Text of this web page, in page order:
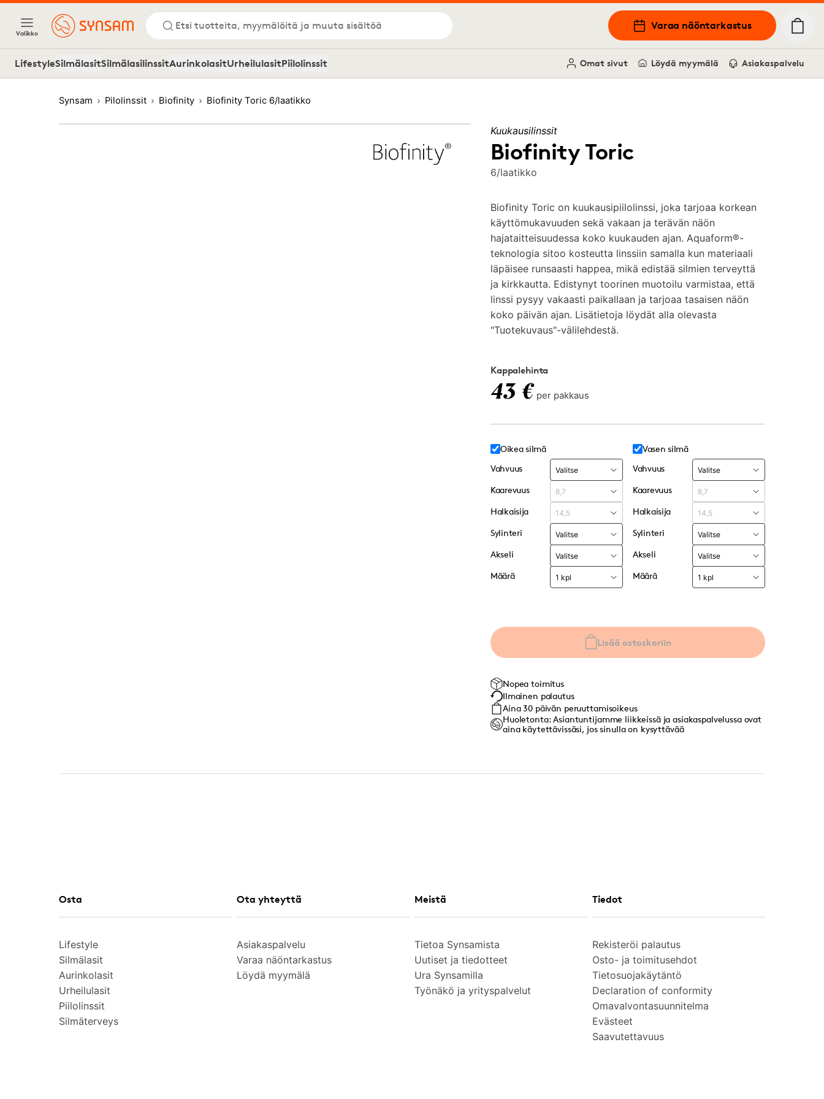
Valikko
Etsi tuotteita, myymälöitä ja muuta sisältöä Varaa näöntarkastus
LifestyleSilmälasitSilmälasilinssitAurinkolasitUrheilulasitPiilolinssit Omat sivut Löydä myymälä Asiakaspalvelu
Synsam Pilolinssit Biofinity Biofinity Toric 6/laatikko
Kuukausilinssit
Biofinity Toric
6/laatikko
Biofinity Toric on kuukausipiilolinssi, joka tarjoaa korkean
käyttömukavuuden sekä vakaan ja terävän näön
hajataitteisuudessa koko kuukauden ajan. Aquaform®-
teknologia sitoo kosteutta linssiin samalla kun materiaali
läpäisee runsaasti happea, mikä edistää silmien terveyttä
ja kirkkautta. Edistynyt toorinen muotoilu varmistaa, että
linssi pysyy vakaasti paikallaan ja tarjoaa tasaisen näön
koko päivän ajan. Lisätietoja löydät alla olevasta
"Tuotekuvaus"-välilehdestä.
Kappalehinta
43 € per pakkaus
Oikea silmä
Vahvuus
Kaarevuus
Halkaisija
Sylinteri
Akseli
Määrä
Vasen silmä
Vahvuus
Kaarevuus
Halkaisija
Sylinteri
Akseli
Määrä
Lisää ostoskoriin
Nopea toimitus
Ilmainen palautus
Aina 30 päivän peruuttamisoikeus
Huoletonta: Asiantuntijamme liikkeissä ja asiakaspalvelussa ovat
aina käytettävissäsi, jos sinulla on kysyttävää
Osta
Lifestyle
Silmälasit
Aurinkolasit
Urheilulasit
Piilolinssit
Silmäterveys
Ota yhteyttä
Asiakaspalvelu
Varaa näöntarkastus
Löydä myymälä
Meistä
Tietoa Synsamista
Uutiset ja tiedotteet
Ura Synsamilla
Työnäkö ja yrityspalvelut
Tiedot
Rekisteröi palautus
Osto- ja toimitusehdot
Tietosuojakäytäntö
Declaration of conformity
Omavalvontasuunnitelma
Evästeet
Saavutettavuus